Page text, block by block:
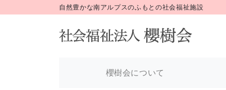
自然豊かな南アルプスのふもとの社会福祉施設
櫻樹会について